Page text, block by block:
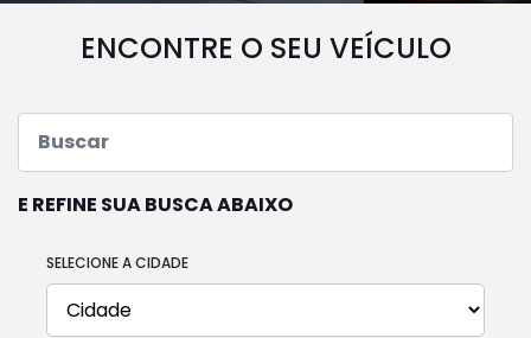
ENCONTRE O SEU VEÍCULO
E REFINE SUA BUSCA ABAIXO
SELECIONE A CIDADE